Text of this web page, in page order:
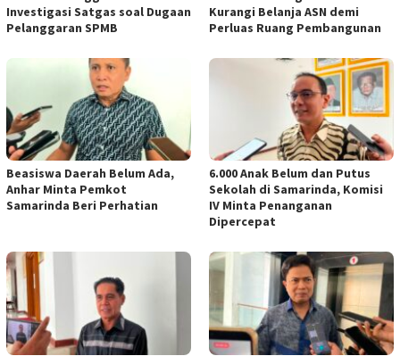
Investigasi Satgas soal Dugaan
Pelanggaran SPMB
Kurangi Belanja ASN demi
Perluas Ruang Pembangunan
Beasiswa Daerah Belum Ada,
Anhar Minta Pemkot
Samarinda Beri Perhatian
6.000 Anak Belum dan Putus
Sekolah di Samarinda, Komisi
IV Minta Penanganan
Dipercepat